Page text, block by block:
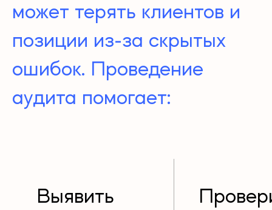
может терять клиентов и
позиции из-за скрытых
ошибок. Проведение
аудита помогает:
Выявить